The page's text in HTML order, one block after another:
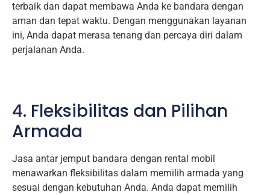
terbaik dan dapat membawa Anda ke bandara dengan
aman dan tepat waktu. Dengan menggunakan layanan
ini, Anda dapat merasa tenang dan percaya diri dalam
perjalanan Anda.
4. Fleksibilitas dan Pilihan
Armada
Jasa antar jemput bandara dengan rental mobil
menawarkan fleksibilitas dalam memilih armada yang
sesuai dengan kebutuhan Anda. Anda dapat memilih